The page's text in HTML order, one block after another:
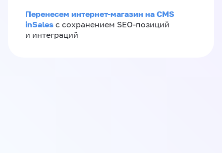
Перенесем интернет-магазин на CMS
inSales с сохранением SEO-позиций
и интеграций